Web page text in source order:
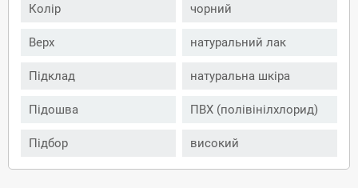
Колір чорний
Верх натуральний лак
Підклад натуральна шкіра
Підошва ПВХ (полівінілхлорид)
Підбор високий